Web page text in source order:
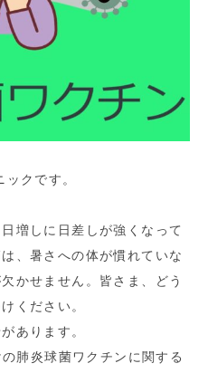
クです。
増しに日差しが強くなって
、暑さへの体が慣れていな
かせません。皆さま、どう
ください。
あります。
肺炎球菌ワクチンに関する